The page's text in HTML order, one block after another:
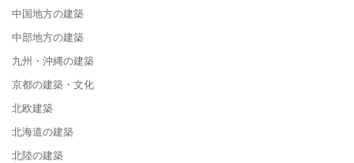
中国地方の建築
中部地方の建築
九州・沖縄の建築
京都の建築・文化
北欧建築
北海道の建築
北陸の建築